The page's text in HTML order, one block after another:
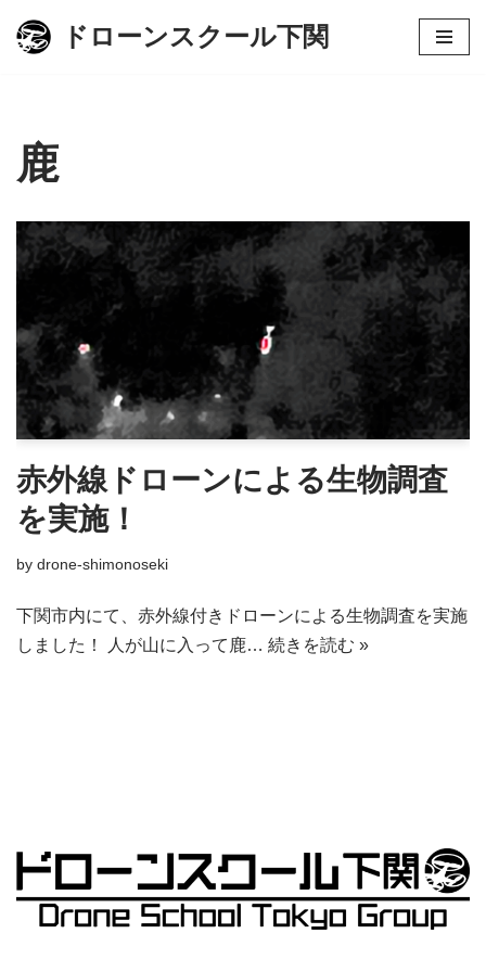
コ
ン
ツ
ス
キ
プ
ドローンスクール下関
鹿
赤外線ドローンによる生物調査
を実施！
by drone-shimonoseki
下関市内にて、赤外線付きドローンによる生物調査を実施
しました！ 人が山に入って鹿… 続きを読む »